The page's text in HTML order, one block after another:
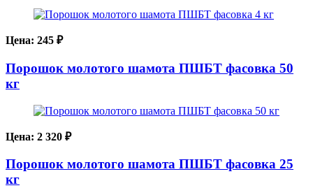
Цена: 245 ₽
Порошок молотого шамота ПШБТ фасовка 50
кг
Цена: 2 320 ₽
Порошок молотого шамота ПШБТ фасовка 25
кг